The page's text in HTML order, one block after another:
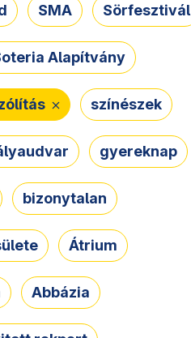
SMA Sörfesztivál
Alapítvány
színészek
gyereknap
bizonytalan
Átrium
Abbázia